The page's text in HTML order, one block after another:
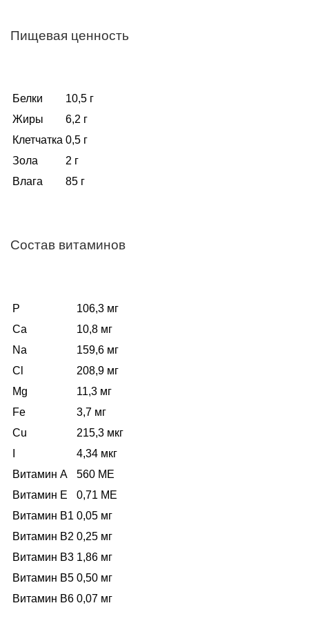
Пищевая ценность
Белки
10,5 г
Жиры
6,2 г
Клетчатка 0,5 г
Зола
2 г
Влага
85 г
Состав витаминов
P
106,3 мг
Са
10,8 мг
Na
159,6 мг
Cl
208,9 мг
Mg
11,3 мг
Fe
3,7 мг
Cu
215,3 мкг
4,34 мкг
Витамин А
560 МЕ
Витамин Е
0,71 МЕ
Витамин В1 0,05 мг
Витамин В2 0,25 мг
Витамин В3 1,86 мг
Витамин В5 0,50 мг
Витамин В6 0,07 мг